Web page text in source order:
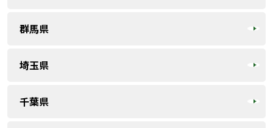
群馬県
埼玉県
千葉県